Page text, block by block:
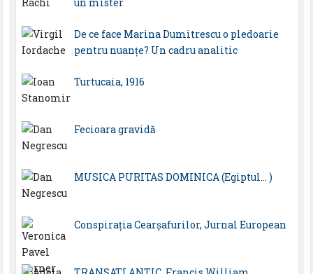
De ce face Marina Dumitrescu o pledoarie
pentru nuanțe? Un cadru analitic
Turtucaia, 1916
Fecioara gravidă
MUSICA PURITAS DOMINICA (Egiptul… )
Conspirația Cearșafurilor, Jurnal European